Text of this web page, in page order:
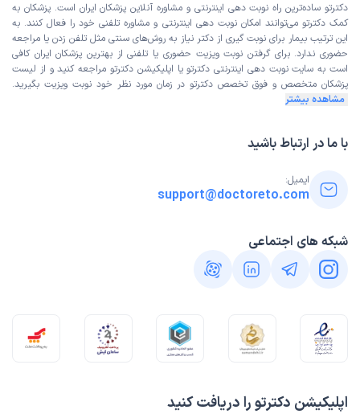
اپلیکیشن دکترتو را دریافت کنید
دکترتو ساده‌ترین راه نوبت‌ دهی اینترنتی و مشاوره آنلاین پزشکان ایران است. پزشکان به
کمک دکترتو می‌توانند امکان نوبت دهی اینترنتی و مشاوره تلفنی خود را فعال کنند. به
این ترتیب بیمار برای نوبت گیری از دکتر نیاز به روش‌های سنتی مثل تلفن زدن یا مراجعه
حضوری ندارد. برای گرفتن نوبت ویزیت حضوری یا تلفنی از بهترین پزشکان ایران کافی
است به سایت نوبت دهی اینترنتی دکترتو یا اپلیکیشن دکترتو مراجعه کنید و از لیست
پزشکان متخصص و فوق تخصص دکترتو در زمان مورد نظر خود نوبت ویزیت بگیرید.
مشاهده بیشتر
با ما در ارتباط باشید
ایمیل:
support@doctoreto.com
شبکه های اجتماعی